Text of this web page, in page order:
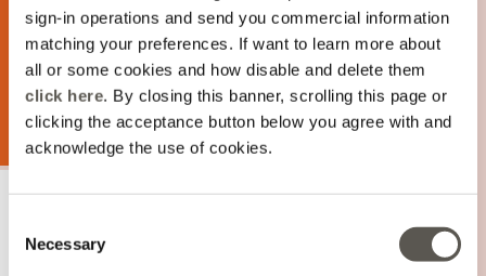
sign-in operations and send you commercial information
matching your preferences. If want to learn more about
all or some cookies and how disable and delete them
click here. By closing this banner, scrolling this page or
clicking the acceptance button below you agree with and
acknowledge the use of cookies.
Selection
Necessary
SALDI FINO AL -50%!